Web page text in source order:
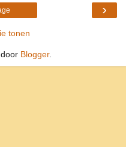
›
tonen
Blogger.